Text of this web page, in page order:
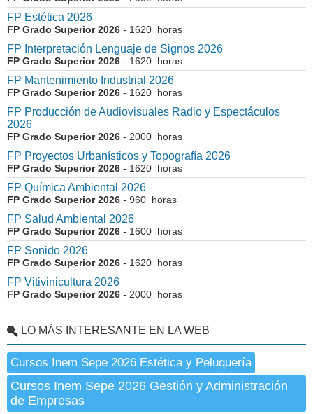
FP Estética 2026
FP Grado Superior 2026 - 1620 horas
FP Interpretación Lenguaje de Signos 2026
FP Grado Superior 2026 - 1620 horas
FP Mantenimiento Industrial 2026
FP Grado Superior 2026 - 1620 horas
FP Producción de Audiovisuales Radio y Espectáculos
2026
FP Grado Superior 2026 - 2000 horas
FP Proyectos Urbanísticos y Topografía 2026
FP Grado Superior 2026 - 1620 horas
FP Química Ambiental 2026
FP Grado Superior 2026 - 960 horas
FP Salud Ambiental 2026
FP Grado Superior 2026 - 1600 horas
FP Sonido 2026
FP Grado Superior 2026 - 1620 horas
FP Vitivinicultura 2026
FP Grado Superior 2026 - 2000 horas
LO MÁS INTERESANTE EN LA WEB
Cursos Inem Sepe 2026 Estética y Peluquería
Cursos Inem Sepe 2026 Gestión y Administración
de Empresas